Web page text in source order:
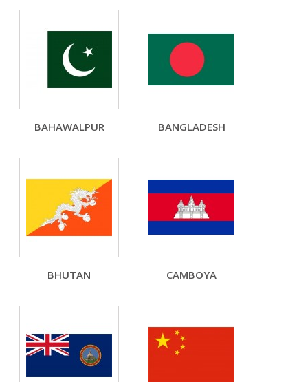
BAHAWALPUR BANGLADESH
BHUTAN CAMBOYA